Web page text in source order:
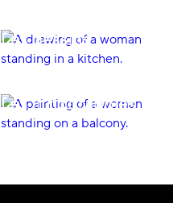
Les dessins
Les lithographies